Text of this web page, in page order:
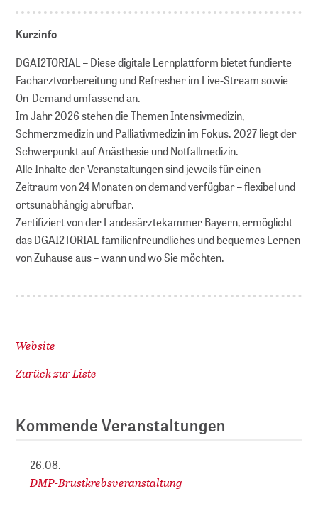
Kurzinfo
DGAI2TORIAL – Diese digitale Lernplattform bietet fundierte
Facharztvorbereitung und Refresher im Live-Stream sowie
On-Demand umfassend an.
Im Jahr 2026 stehen die Themen Intensivmedizin,
Schmerzmedizin und Palliativmedizin im Fokus. 2027 liegt der
Schwerpunkt auf Anästhesie und Notfallmedizin.
Alle Inhalte der Veranstaltungen sind jeweils für einen
Zeitraum von 24 Monaten on demand verfügbar – flexibel und
ortsunabhängig abrufbar.
Zertifiziert von der Landesärztekammer Bayern, ermöglicht
das DGAI2TORIAL familienfreundliches und bequemes Lernen
von Zuhause aus – wann und wo Sie möchten.
Website
Zurück zur Liste
Kommende Veranstaltungen
26.08.
DMP-Brustkrebsveranstaltung